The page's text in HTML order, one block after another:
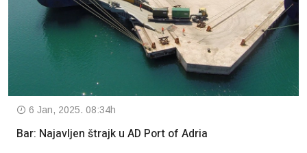
6 Jan, 2025. 08:34h
Bar: Najavljen štrajk u AD Port of Adria